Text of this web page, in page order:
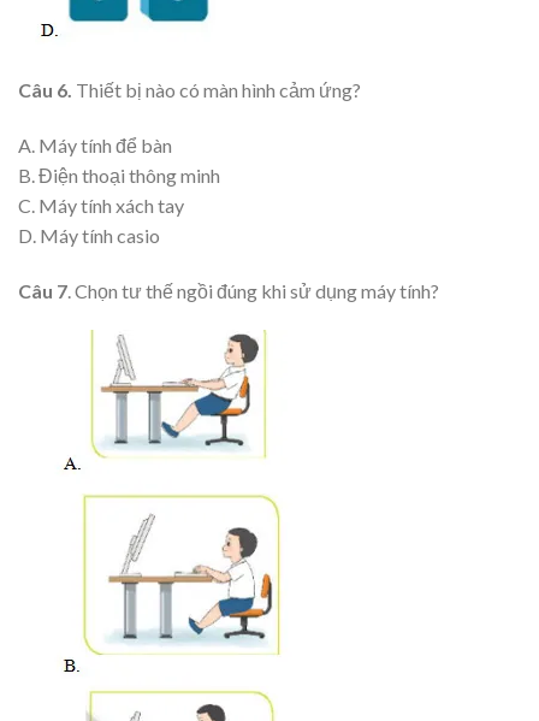
Câu 6. Thiết bị nào có màn hình cảm ứng?
A. Máy tính để bàn
B. Điện thoại thông minh
C. Máy tính xách tay
D. Máy tính casio
Câu 7 . Chọn tư thế ngồi đúng khi sử dụng máy tính?